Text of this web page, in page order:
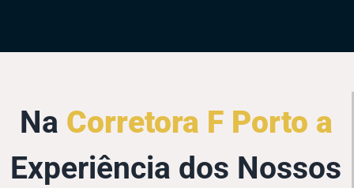
Na Corretora F Porto a
Experiência dos Nossos